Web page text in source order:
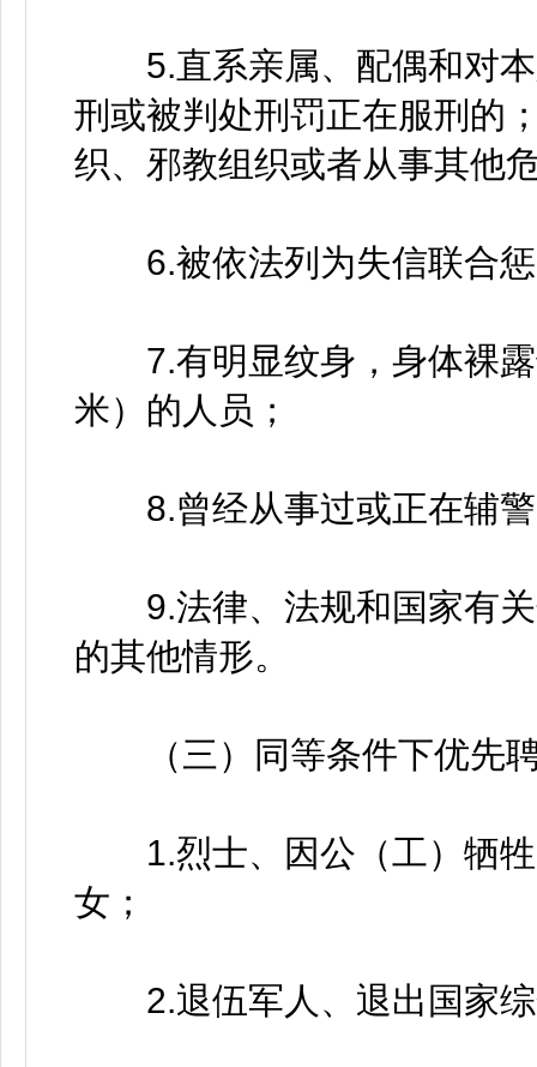
5.直系亲属、配偶和对本
刑或被判处刑罚正在服刑的
织、邪教组织或者从事其他
6.被依法列为失信联合惩
7.有明显纹身，身体裸露
米）的人员；
8.曾经从事过或正在辅警
9.法律、法规和国家有关
的其他情形。
（三）同等条件下优先
1.烈士、因公（工）牺牲
女；
2.退伍军人、退出国家综